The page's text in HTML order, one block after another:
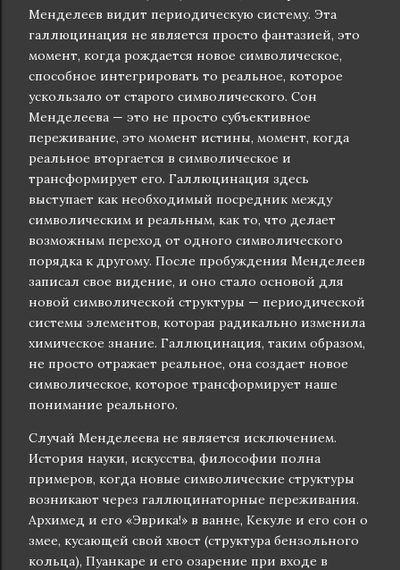
Менделеев видит периодическую систему. Эта
галлюцинация не является просто фантазией, это
момент, когда рождается новое символическое,
способное интегрировать то реальное, которое
ускользало от старого символического. Сон
Менделеева — это не просто субъективное
переживание, это момент истины, момент, когда
реальное вторгается в символическое и
трансформирует его. Галлюцинация здесь
выступает как необходимый посредник между
символическим и реальным, как то, что делает
возможным переход от одного символического
порядка к другому. После пробуждения Менделеев
записал свое видение, и оно стало основой для
новой символической структуры — периодической
системы элементов, которая радикально изменила
химическое знание. Галлюцинация, таким образом,
не просто отражает реальное, она создает новое
символическое, которое трансформирует наше
понимание реального.
Случай Менделеева не является исключением.
История науки, искусства, философии полна
примеров, когда новые символические структуры
возникают через галлюцинаторные переживания.
Архимед и его «Эврика!» в ванне, Кекуле и его сон о
змее, кусающей свой хвост (структура бензольного
кольца), Пуанкаре и его озарение при входе в